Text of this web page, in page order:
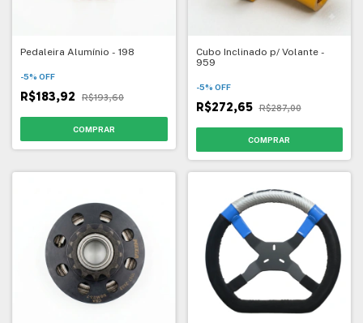
Pedaleira Alumínio - 198
-5% OFF
R$183,92 R$193,60
Cubo Inclinado p/ Volante -
959
-5% OFF
R$272,65 R$287,00